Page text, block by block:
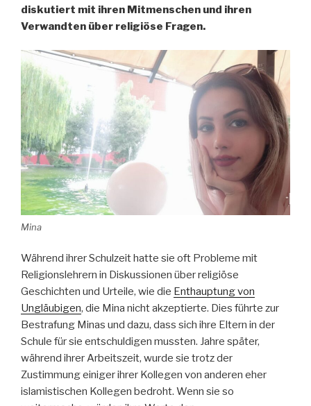
diskutiert mit ihren Mitmenschen und ihren
Verwandten über religiöse Fragen.
Mina
Während ihrer Schulzeit hatte sie oft Probleme mit
Religionslehrern in Diskussionen über religiöse
Geschichten und Urteile, wie die Enthauptung von
Ungläubigen, die Mina nicht akzeptierte. Dies führte zur
Bestrafung Minas und dazu, dass sich ihre Eltern in der
Schule für sie entschuldigen mussten. Jahre später,
während ihrer Arbeitszeit, wurde sie trotz der
Zustimmung einiger ihrer Kollegen von anderen eher
islamistischen Kollegen bedroht. Wenn sie so